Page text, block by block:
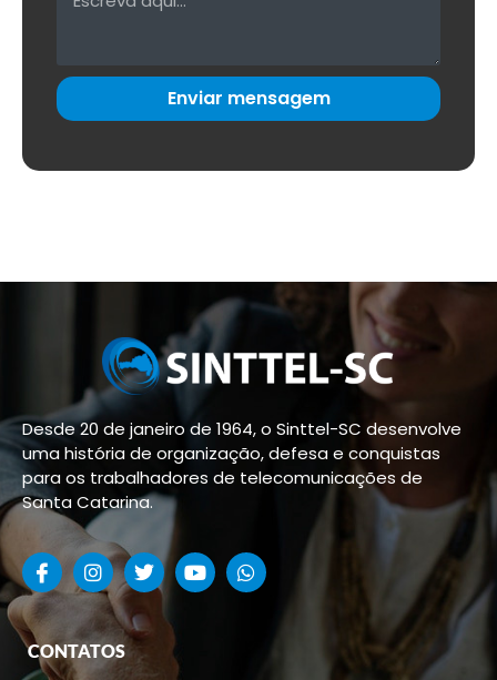
Enviar mensagem
Desde 20 de janeiro de 1964, o Sinttel-SC desenvolve
uma história de organização, defesa e conquistas
para os trabalhadores de telecomunicações de
Santa Catarina.
CONTATOS